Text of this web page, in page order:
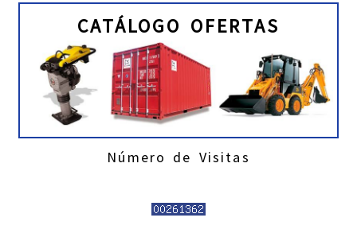
CATÁLOGO OFERTAS
Número de Visitas